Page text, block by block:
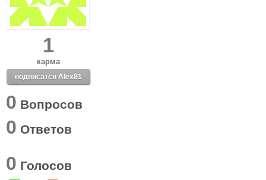
1
карма
подписатся Alex81
0 Вопросов
0 Ответов
0 Голосов